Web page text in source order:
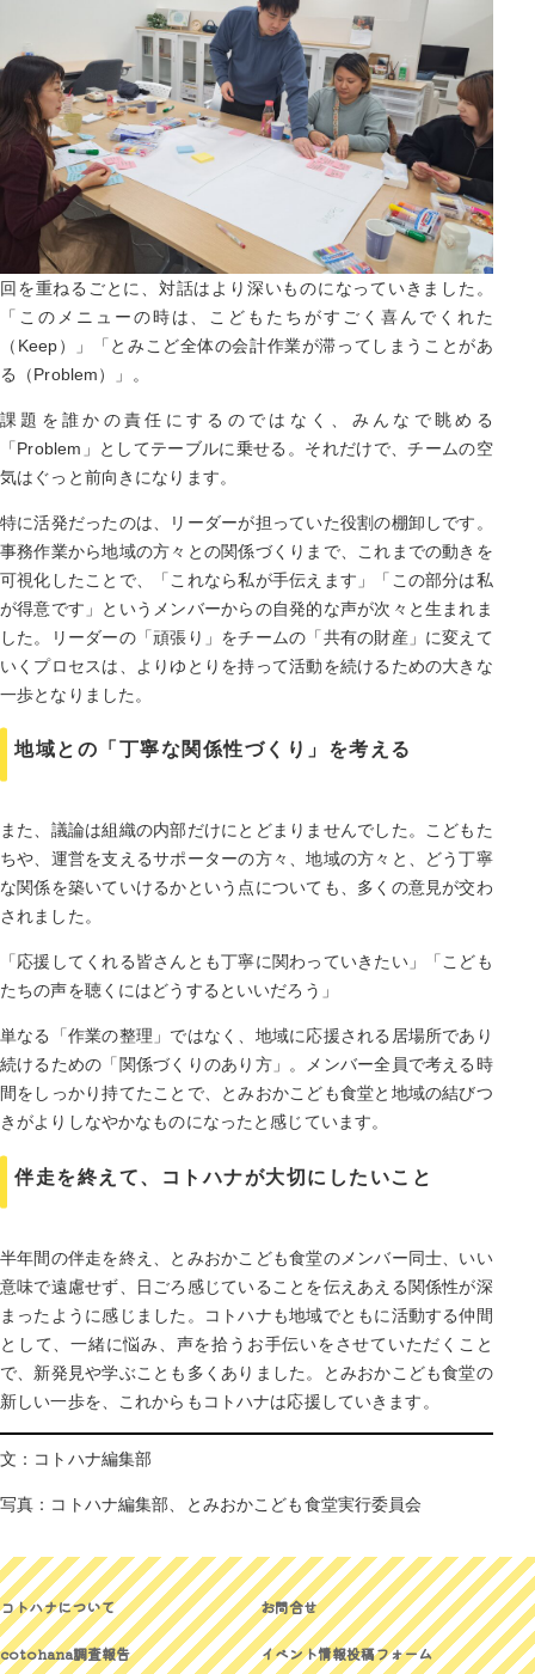
回を重ねるごとに、対話はより深いものになっていきました。
「このメニューの時は、こどもたちがすごく喜んでくれた
（Keep）」「とみこど全体の会計作業が滞ってしまうことがあ
る（Problem）」。
課題を誰かの責任にするのではなく、みんなで眺める
「Problem」としてテーブルに乗せる。それだけで、チームの空
気はぐっと前向きになります。
特に活発だったのは、リーダーが担っていた役割の棚卸しです。
事務作業から地域の方々との関係づくりまで、これまでの動きを
可視化したことで、「これなら私が手伝えます」「この部分は私
が得意です」というメンバーからの自発的な声が次々と生まれま
した。リーダーの「頑張り」をチームの「共有の財産」に変えて
いくプロセスは、よりゆとりを持って活動を続けるための大きな
一歩となりました。
地域との「丁寧な関係性づくり」を考える
また、議論は組織の内部だけにとどまりませんでした。こどもた
ちや、運営を支えるサポーターの方々、地域の方々と、どう丁寧
な関係を築いていけるかという点についても、多くの意見が交わ
されました。
「応援してくれる皆さんとも丁寧に関わっていきたい」「こども
たちの声を聴くにはどうするといいだろう」
単なる「作業の整理」ではなく、地域に応援される居場所であり
続けるための「関係づくりのあり方」。メンバー全員で考える時
間をしっかり持てたことで、とみおかこども食堂と地域の結びつ
きがよりしなやかなものになったと感じています。
伴走を終えて、コトハナが大切にしたいこと
半年間の伴走を終え、とみおかこども食堂のメンバー同士、いい
意味で遠慮せず、日ごろ感じていることを伝えあえる関係性が深
まったように感じました。コトハナも地域でともに活動する仲間
として、一緒に悩み、声を拾うお手伝いをさせていただくこと
で、新発見や学ぶことも多くありました。とみおかこども食堂の
新しい一歩を、これからもコトハナは応援していきます。
文：コトハナ編集部
写真：コトハナ編集部、とみおかこども食堂実行委員会
コトハナについて
cotohana調査報告
お問合せ
イベント情報投稿フォーム